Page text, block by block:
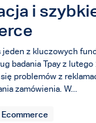
i
z kluczowych
badania Tpay z lutego
problemów z
zamówienia. W...
Ecommerce